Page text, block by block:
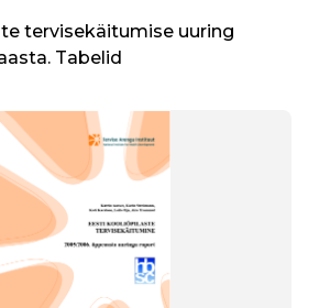
tervisekäitumise uuring
Tabelid